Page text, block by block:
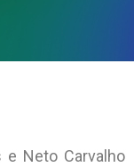
e Neto Carvalho